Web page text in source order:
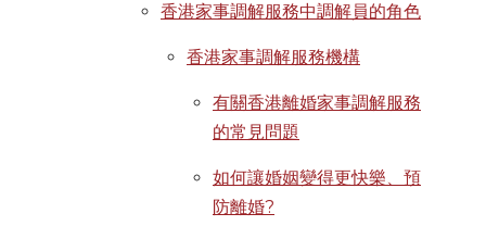
香港家事調解服務中調解員的角色
香港家事調解服務機構
有關香港離婚家事調解服務
的常見問題
如何讓婚姻變得更快樂、預
防離婚?